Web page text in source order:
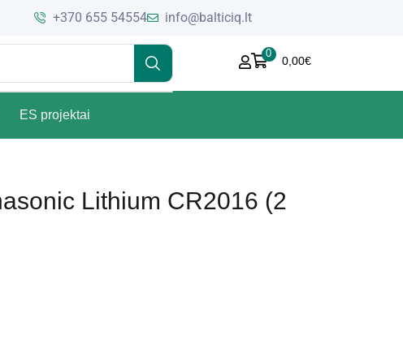
+370 655 54554 info@balticiq.lt
0
0,00€
ES projektai
Lithium CR2016 (2